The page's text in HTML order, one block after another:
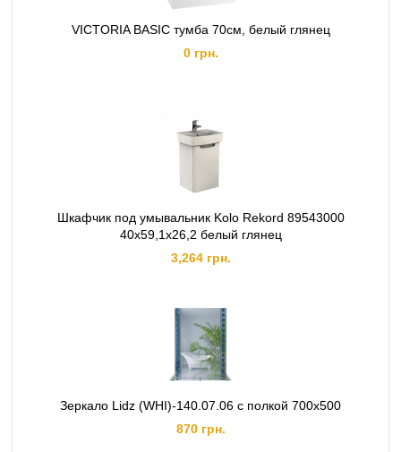
VICTORIA BASIC тумба 70см, белый глянец
0 грн.
Шкафчик под умывальник Kolo Rekord 89543000
40х59,1х26,2 белый глянец
3,264 грн.
Зеркало Lidz (WHI)-140.07.06 с полкой 700х500
870 грн.